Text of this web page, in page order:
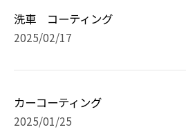
洗車 コーティング
2025/02/17
カーコーティング
2025/01/25